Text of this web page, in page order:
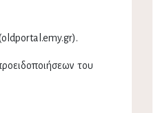
(oldportal.emy.gr).
του